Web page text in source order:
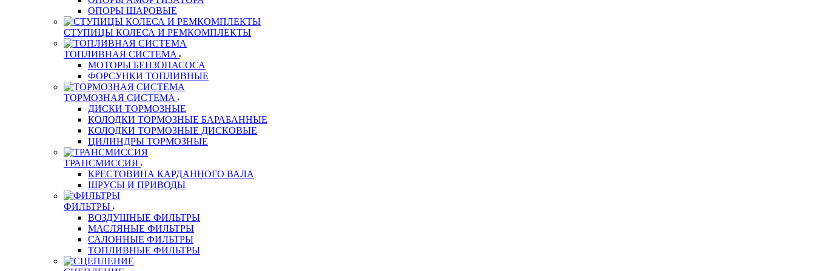
ОПОРЫ ШАРОВЫЕ
СТУПИЦЫ КОЛЕСА И РЕМКОМПЛЕКТЫ
ТОПЛИВНАЯ СИСТЕМА
МОТОРЫ БЕНЗОНАСОСА
ФОРСУНКИ ТОПЛИВНЫЕ
ТОРМОЗНАЯ СИСТЕМА
ДИСКИ ТОРМОЗНЫЕ
КОЛОДКИ ТОРМОЗНЫЕ БАРАБАННЫЕ
КОЛОДКИ ТОРМОЗНЫЕ ДИСКОВЫЕ
ЦИЛИНДРЫ ТОРМОЗНЫЕ
ТРАНСМИССИЯ
КРЕСТОВИНА КАРДАННОГО ВАЛА
ШРУСЫ И ПРИВОДЫ
ФИЛЬТРЫ
ВОЗДУШНЫЕ ФИЛЬТРЫ
МАСЛЯНЫЕ ФИЛЬТРЫ
САЛОННЫЕ ФИЛЬТРЫ
ТОПЛИВНЫЕ ФИЛЬТРЫ